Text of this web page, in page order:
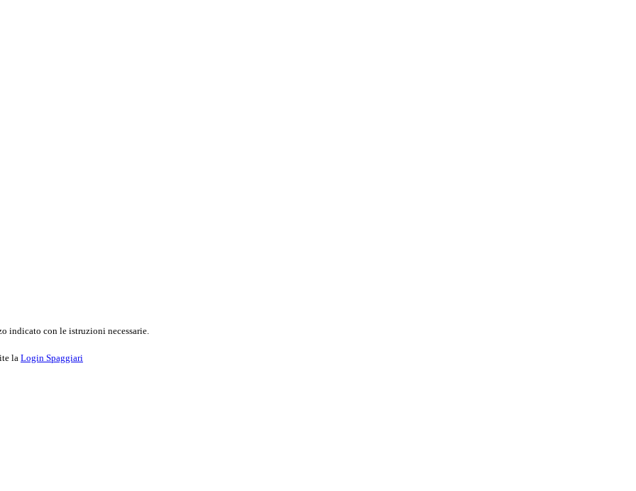
indicato con le istruzioni necessarie.
la Login Spaggiari